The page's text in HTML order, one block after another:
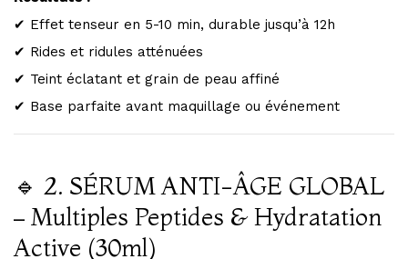
✔ Effet tenseur en 5-10 min, durable jusqu’à 12h
✔ Rides et ridules atténuées
✔ Teint éclatant et grain de peau affiné
✔ Base parfaite avant maquillage ou événement
🔹 2. SÉRUM ANTI-ÂGE GLOBAL
– Multiples Peptides & Hydratation
Active (30ml)